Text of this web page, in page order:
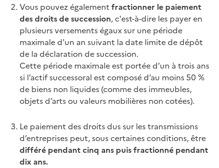
Vous pouvez également fractionner le paiement
des droits de succession, c'est-à-dire les payer en
plusieurs versements égaux sur une période
maximale d'un an suivant la date limite de dépôt
de la déclaration de succession.
Cette période maximale est portée d'un à trois ans
si l’actif successoral est composé d’au moins 50 %
de biens non liquides (comme des immeubles,
objets d’arts ou valeurs mobilières non cotées).
Le paiement des droits dus sur les transmissions
d’entreprises peut, sous certaines conditions, être
différé pendant cinq ans puis fractionné pendant
dix ans.